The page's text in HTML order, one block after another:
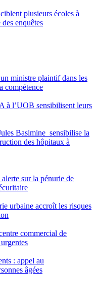
plusieurs écoles à
enquêtes
ministre plaintif dans les
compétence
à l’UOB sensibilisent leurs
Basimine sensibilise la
des hôpitaux à
sur la pénurie de
urbaine accroît les risques
commercial de
: appel au
âgées